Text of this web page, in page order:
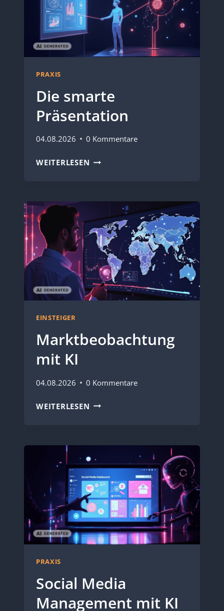
PRAXIS
Die smarte
Präsentation
04.08.2026 0 Kommentare
WEITERLESEN DIE
EINSTEIGER
Marktbeobachtung
mit KI
04.08.2026 0 Kommentare
WEITERLESEN MARKTBEOBACHTUNG
PRAXIS
Social Media
Management mit KI